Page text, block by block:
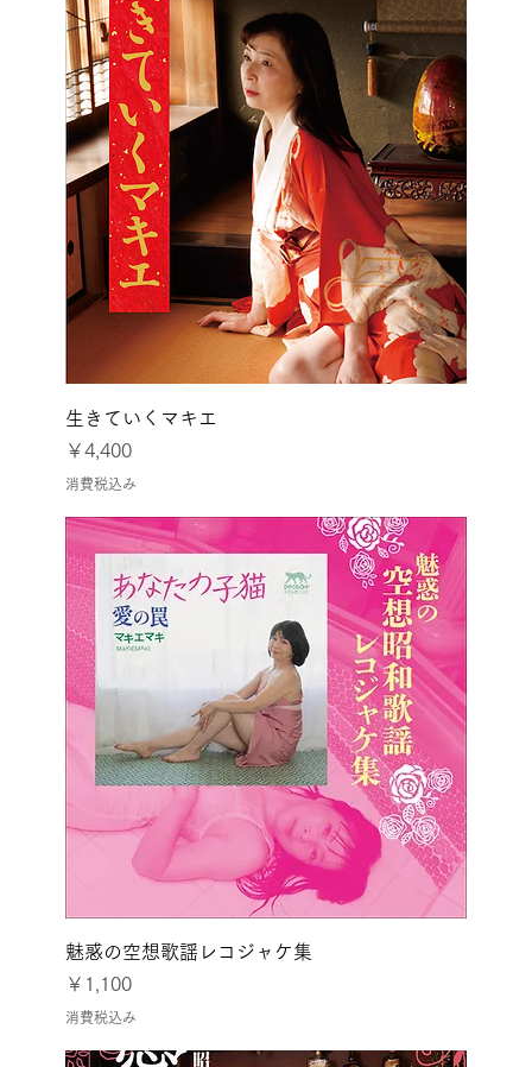
生きていくマキエ
価格
￥4,400
消費税込み
魅惑の空想歌謡レコジャケ集
価格
￥1,100
消費税込み